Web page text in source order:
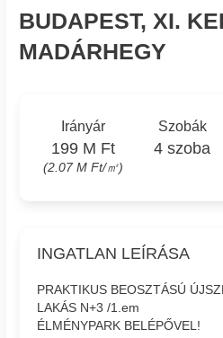
BUDAPEST, XI.
MADÁRHEGY
Irányár
199 M Ft
(2.07 M Ft/㎡)
Szobák
4 szoba
INGATLAN LEÍRÁSA
PRAKTIKUS BEOSZTÁSÚ
LAKÁS N+3 /1.em
ÉLMÉNYPARK BELÉPŐVEL!